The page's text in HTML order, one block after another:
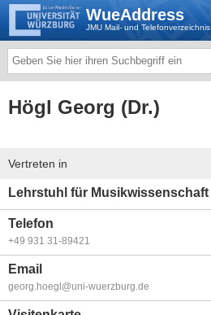
WueAddress
JMU Mail- und Telefonverzeichnis
Högl Georg (Dr.)
Vertreten in
Lehrstuhl für Musikwissenschaft I
Telefon
+49 931 31-89421
Email
georg.hoegl@uni-wuerzburg.de